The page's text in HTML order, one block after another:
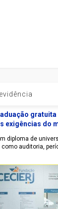
exigências do
diploma de
auditoria,